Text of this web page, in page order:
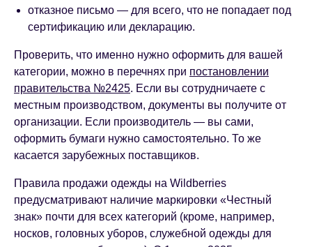
отказное письмо — для всего, что не попадает под
сертификацию или декларацию.
Проверить, что именно нужно оформить для вашей
категории, можно в перечнях при постановлении
правительства №2425. Если вы сотрудничаете с
местным производством, документы вы получите от
организации. Если производитель — вы сами,
оформить бумаги нужно самостоятельно. То же
касается зарубежных поставщиков.
Правила продажи одежды на Wildberries
предусматривают наличие маркировки «Честный
знак» почти для всех категорий (кроме, например,
носков, головных уборов, служебной одежды для